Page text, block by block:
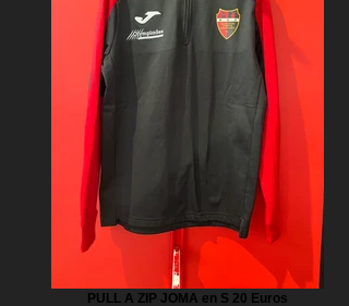
PULL A ZIP JOMA en S 20 Euros